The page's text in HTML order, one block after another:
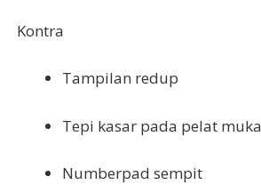
Kontra
Tampilan redup
Tepi kasar pada pelat muka
Numberpad sempit